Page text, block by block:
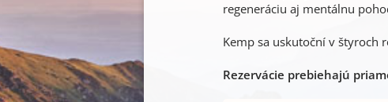
regeneráciu aj mentálnu
Kemp sa uskutoční v štyroch
Rezervácie prebiehajú